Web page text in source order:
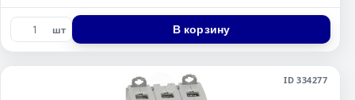
шт В корзину
ID 334277